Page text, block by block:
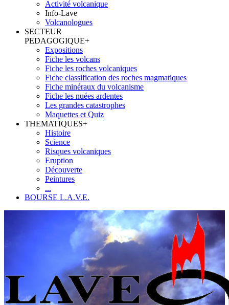
Activité volcanique
Info-Lave
Volcanologues
SECTEUR
PEDAGOGIQUE+
Expositions
Fiche les volcans
Fiche les roches volcaniques
Fiche classification des roches magmatiques
Fiche minéraux du volcanisme
Fiche les nuées ardentes
Les grandes catastrophes
Maquettes et Quiz
THEMATIQUES+
Histoire
Science
Risques volcaniques
Eruption
Découverte
Peintures
...
BOURSE L.A.V.E.